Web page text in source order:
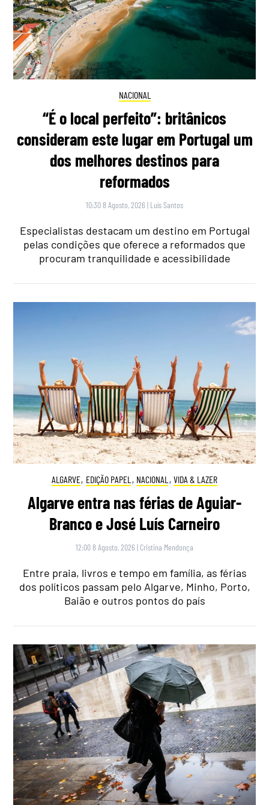
NACIONAL
“É o local perfeito”: britânicos
consideram este lugar em Portugal um
dos melhores destinos para
reformados
10:30 8 Agosto, 2026 | Luís Santos
Especialistas destacam um destino em Portugal
pelas condições que oferece a reformados que
procuram tranquilidade e acessibilidade
ALGARVE, EDIÇÃO PAPEL , NACIONAL , VIDA & LAZER
Algarve entra nas férias de Aguiar-
Branco e José Luís Carneiro
12:00 8 Agosto, 2026 | Cristina Mendonça
Entre praia, livros e tempo em família, as férias
dos políticos passam pelo Algarve, Minho, Porto,
Baião e outros pontos do país